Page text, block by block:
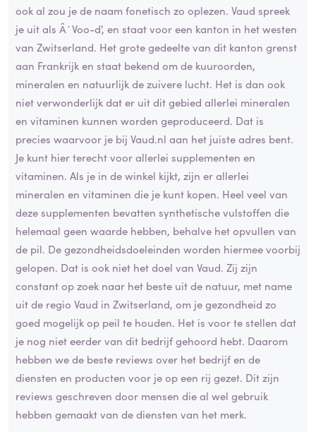
ook al zou je de naam fonetisch zo oplezen. Vaud spreek
je uit als Â´Voo-d', en staat voor een kanton in het westen
van Zwitserland. Het grote gedeelte van dit kanton grenst
aan Frankrijk en staat bekend om de kuuroorden,
mineralen en natuurlijk de zuivere lucht. Het is dan ook
niet verwonderlijk dat er uit dit gebied allerlei mineralen
en vitaminen kunnen worden geproduceerd. Dat is
precies waarvoor je bij Vaud.nl aan het juiste adres bent.
Je kunt hier terecht voor allerlei supplementen en
vitaminen. Als je in de winkel kijkt, zijn er allerlei
mineralen en vitaminen die je kunt kopen. Heel veel van
deze supplementen bevatten synthetische vulstoffen die
helemaal geen waarde hebben, behalve het opvullen van
de pil. De gezondheidsdoeleinden worden hiermee voorbij
gelopen. Dat is ook niet het doel van Vaud. Zij zijn
constant op zoek naar het beste uit de natuur, met name
uit de regio Vaud in Zwitserland, om je gezondheid zo
goed mogelijk op peil te houden. Het is voor te stellen dat
je nog niet eerder van dit bedrijf gehoord hebt. Daarom
hebben we de beste reviews over het bedrijf en de
diensten en producten voor je op een rij gezet. Dit zijn
reviews geschreven door mensen die al wel gebruik
hebben gemaakt van de diensten van het merk.